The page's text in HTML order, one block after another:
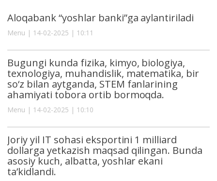
Aloqabank “yoshlar banki”ga aylantiriladi
Menu | 14-02-2025 | 10:11
Bugungi kunda fizika, kimyo, biologiya,
texnologiya, muhandislik, matematika, bir
so‘z bilan aytganda, STEM fanlarining
ahamiyati tobora ortib bormoqda.
Menu | 14-02-2025 | 10:10
Joriy yil IT sohasi eksportini 1 milliard
dollarga yetkazish maqsad qilingan. Bunda
asosiy kuch, albatta, yoshlar ekani
ta’kidlandi.